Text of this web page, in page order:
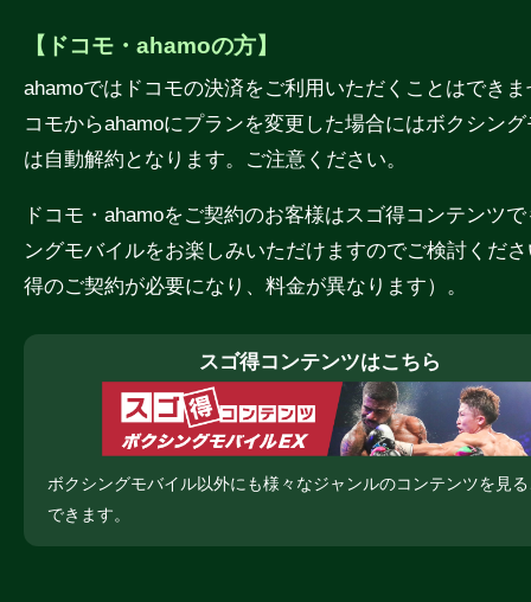
【ドコモ・ahamoの方】
ahamoではドコモの決済をご利用いただくことはでき
コモからahamoにプランを変更した場合にはボクシン
は自動解約となります。ご注意ください。
ドコモ・ahamoをご契約のお客様はスゴ得コンテンツ
ングモバイルをお楽しみいただけますのでご検討くだ
得のご契約が必要になり、料金が異なります）。
スゴ得コンテンツはこちら
ボクシングモバイル以外にも様々なジャンルのコンテンツを見
できます。